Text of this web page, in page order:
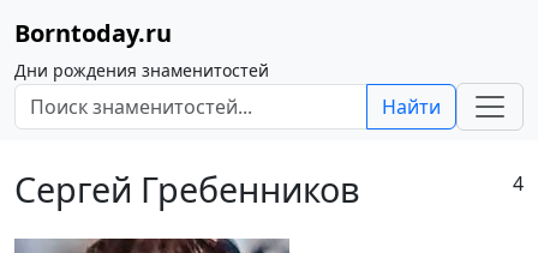
Borntoday.ru
Дни рождения знаменитостей
Найти
Сергей Гребенников 4